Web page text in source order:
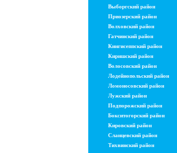
Выборгский район
Приозерский район
Волховский район
Гатчинский район
Кингисеппский район
Киришский район
Волосовский район
Лодейнопольский район
Ломоносовский район
Лужский район
Подпорожский район
Бокситогорский район
Кировский район
Сланцевский район
Тихвинский район